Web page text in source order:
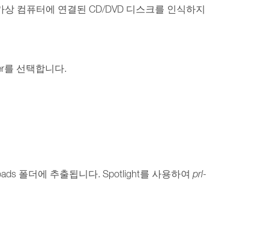
컴퓨터에 연결된 CD/DVD 디스크를 인식하지
를 선택합니다.
폴더에 추출됩니다. Spotlight를 사용하여 prl-